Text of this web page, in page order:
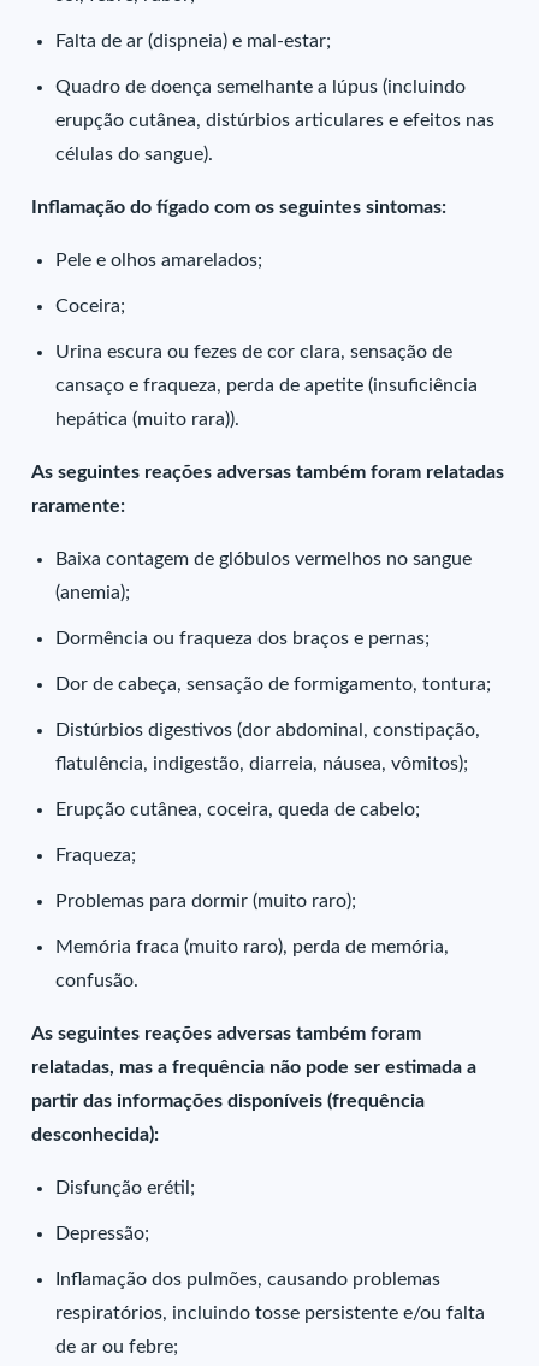
Falta de ar (dispneia) e mal-estar;
Quadro de doença semelhante a lúpus (incluindo
erupção cutânea, distúrbios articulares e efeitos nas
células do sangue).
Inflamação do fígado com os seguintes sintomas:
Pele e olhos amarelados;
Coceira;
Urina escura ou fezes de cor clara, sensação de
cansaço e fraqueza, perda de apetite (insuficiência
hepática (muito rara)).
As seguintes reações adversas também foram relatadas
raramente:
Baixa contagem de glóbulos vermelhos no sangue
(anemia);
Dormência ou fraqueza dos braços e pernas;
Dor de cabeça, sensação de formigamento, tontura;
Distúrbios digestivos (dor abdominal, constipação,
flatulência, indigestão, diarreia, náusea, vômitos);
Erupção cutânea, coceira, queda de cabelo;
Fraqueza;
Problemas para dormir (muito raro);
Memória fraca (muito raro), perda de memória,
confusão.
As seguintes reações adversas também foram
relatadas, mas a frequência não pode ser estimada a
partir das informações disponíveis (frequência
desconhecida):
Disfunção erétil;
Depressão;
Inflamação dos pulmões, causando problemas
respiratórios, incluindo tosse persistente e/ou falta
de ar ou febre;